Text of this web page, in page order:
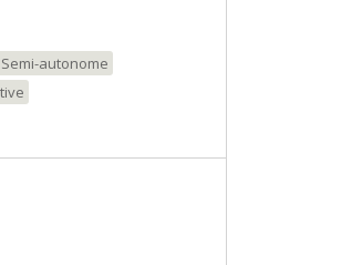
Semi-autonome